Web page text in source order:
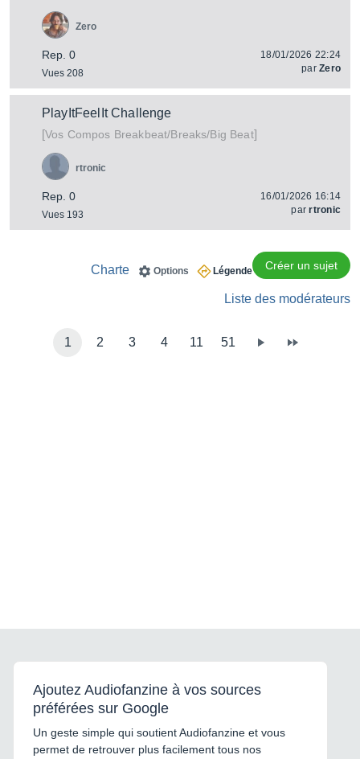
Rep. 0
Vues 208
Zero
18/01/2026 22:24
parZero
PlayItFeelIt Challenge
[Vos Compos Breakbeat/Breaks/Big Beat]
Rep. 0
Vues 193
rtronic
16/01/2026 16:14
parrtronic
Créer un sujet
Légende
Options
Charte
Liste des modérateurs
1 2 3 4 11 51
Ajoutez Audiofanzine à vos sources
préférées sur Google
Un geste simple qui soutient Audiofanzine et vous
permet de retrouver plus facilement tous nos